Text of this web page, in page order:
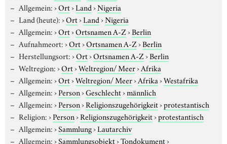
Allgemein:›Ort›Land›Nigeria
Land (heute):›Ort›Land›Nigeria
Allgemein:›Ort›Ortsnamen A-Z›Berlin
Aufnahmeort:›Ort›Ortsnamen A-Z›Berlin
Herstellungsort:›Ort›Ortsnamen A-Z›Berlin
Weltregion:›Ort›Weltregion/ Meer›Afrika
Allgemein:›Ort›Weltregion/ Meer›Afrika›Westafrika
Allgemein:›Person›Geschlecht›männlich
Allgemein:›Person›Religionszugehörigkeit›protestantisch
Religion:›Person›Religionszugehörigkeit›protestantisch
Allgemein:›Sammlung›Lautarchiv
Allgemein:›Sammlungsobjekt›Tondokument›